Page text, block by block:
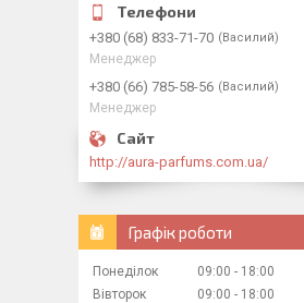
+380 (68) 833-71-70 Василий
Менеджер
+380 (66) 785-58-56 Василий
Менеджер
http://aura-parfums.com.ua/
Графік роботи
Понеділок 09:00
18:00
Вівторок
09:00
18:00